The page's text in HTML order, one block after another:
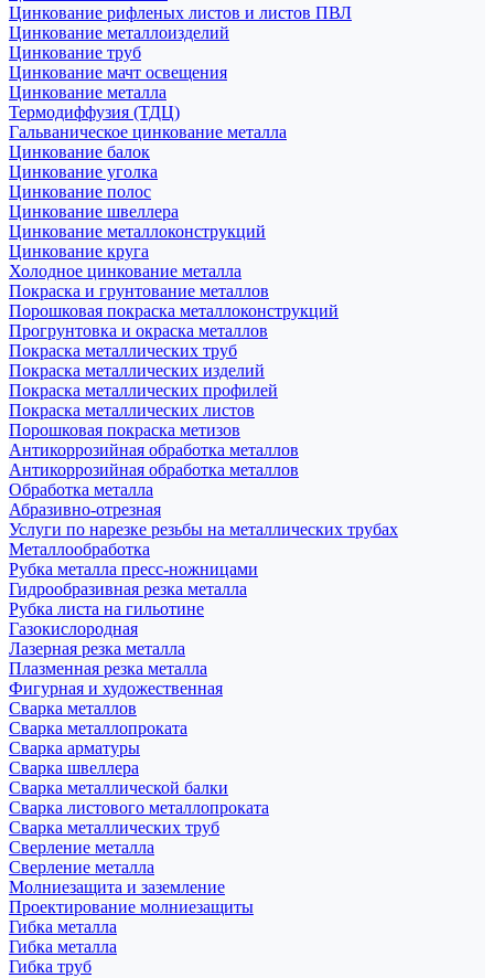
Цинкование рифленых листов и листов ПВЛ
Цинкование металлоизделий
Цинкование труб
Цинкование мачт освещения
Цинкование металла
Термодиффузия (ТДЦ)
Гальваническое цинкование металла
Цинкование балок
Цинкование уголка
Цинкование полос
Цинкование швеллера
Цинкование металлоконструкций
Цинкование круга
Холодное цинкование металла
Покраска и грунтование металлов
Порошковая покраска металлоконструкций
Прогрунтовка и окраска металлов
Покраска металлических труб
Покраска металлических изделий
Покраска металлических профилей
Покраска металлических листов
Порошковая покраска метизов
Антикоррозийная обработка металлов
Антикоррозийная обработка металлов
Обработка металла
Абразивно-отрезная
Услуги по нарезке резьбы на металлических трубах
Металлообработка
Рубка металла пресс-ножницами
Гидрообразивная резка металла
Рубка листа на гильотине
Газокислородная
Лазерная резка металла
Плазменная резка металла
Фигурная и художественная
Сварка металлов
Сварка металлопроката
Сварка арматуры
Сварка швеллера
Сварка металлической балки
Сварка листового металлопроката
Сварка металлических труб
Сверление металла
Сверление металла
Молниезащита и заземление
Проектирование молниезащиты
Гибка металла
Гибка металла
Гибка труб